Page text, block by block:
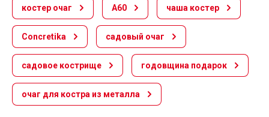
костер очаг A60 чаша костер
Concretika садовый очаг
садовое кострище годовщина подарок
очаг для костра из металла